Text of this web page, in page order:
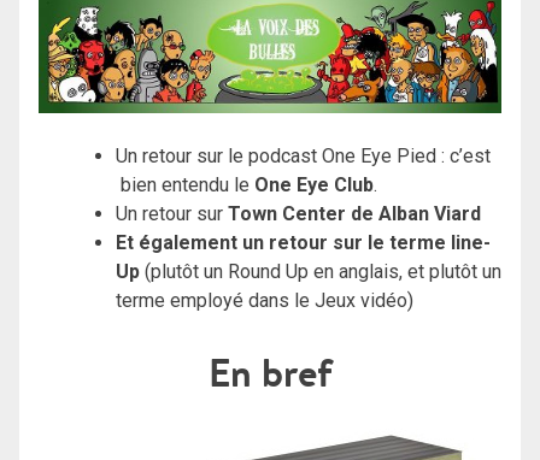
Un retour sur le podcast One Eye Pied : c’est
bien entendu le One Eye Club.
Un retour sur Town Center de Alban Viard
Et également un retour sur le terme line-
Up (plutôt un Round Up en anglais, et plutôt un
terme employé dans le Jeux vidéo)
En bref